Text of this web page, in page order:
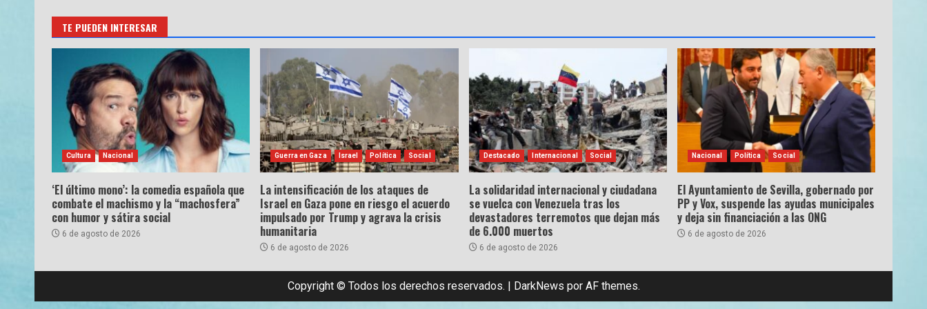
TE PUEDEN INTERESAR
Cultura Nacional
‘El último mono’: la comedia española que
combate el machismo y la “machosfera”
con humor y sátira social
6 de agosto de 2026
Guerra en Gaza Israel Política Social
La intensificación de los ataques de
Israel en Gaza pone en riesgo el acuerdo
impulsado por Trump y agrava la crisis
humanitaria
6 de agosto de 2026
Destacado Internacional Social
La solidaridad internacional y ciudadana
se vuelca con Venezuela tras los
devastadores terremotos que dejan más
de 6.000 muertos
6 de agosto de 2026
Nacional Política Social
El Ayuntamiento de Sevilla, gobernado por
PP y Vox, suspende las ayudas municipales
y deja sin financiación a las ONG
6 de agosto de 2026
Copyright © Todos los derechos reservados. | DarkNews por AF themes.